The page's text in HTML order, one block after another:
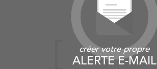
créer votre propre
ALERTE E-MAIL